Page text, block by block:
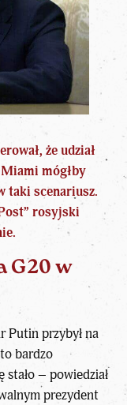
że udział
mógłby
taki scenariusz.
rosyjski
G20 w
Putinprzybył na
bardzo
– powiedział
prezydent